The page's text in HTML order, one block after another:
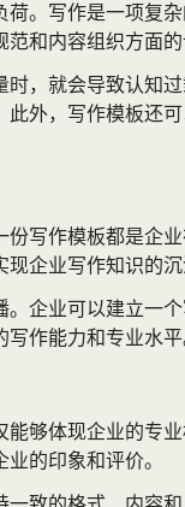
。写作是一项复
和内容组织方面
，就会导致认知
外，写作模板
写作模板都是企
企业写作知识的
企业可以建立一
作能力和专业水平
够体现企业的
的印象和评价。